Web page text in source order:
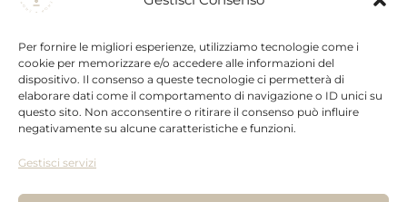
Per fornire le migliori esperienze, utilizziamo tecnologie come i
cookie per memorizzare e/o accedere alle informazioni del
dispositivo. Il consenso a queste tecnologie ci permetterà di
elaborare dati come il comportamento di navigazione o ID unici su
questo sito. Non acconsentire o ritirare il consenso può influire
negativamente su alcune caratteristiche e funzioni.
Gestisci servizi
00523300762
Zona P.a.i.p.
85026,
Palazzo San
Gervasio
Spedizioni
Privacy
online
Vai al Sito
Ceramic
Wedding
Collection
Gift box
Prodotti